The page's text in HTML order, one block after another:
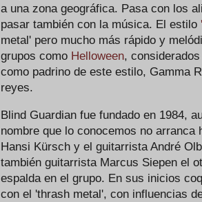
a una zona geográfica. Pasa con los
pasar también con la música. El estilo
metal' pero mucho más rápido y
grupos como Helloween,
como padrino de este estilo, Gamma
reyes.
Blind Guardian fue fundado en 1984,
nombre que lo conocemos no
Hansi Kürsch y el guitarrista André
también guitarrista Marcus Siepen el
espalda en el grupo. En sus inicios
con el 'thrash metal', con influencias